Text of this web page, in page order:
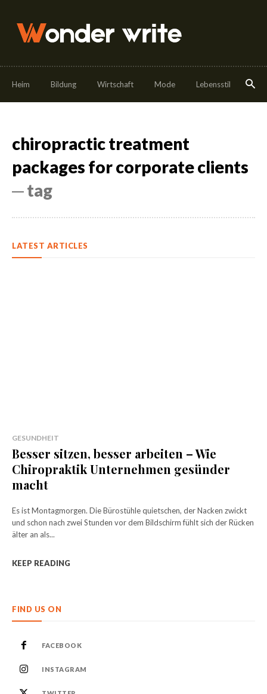
Heim Bildung Wirtschaft Mode Lebensstil
chiropractic treatment
packages for corporate clients
─ tag
LATEST ARTICLES
GESUNDHEIT
Besser sitzen, besser arbeiten – Wie
Chiropraktik Unternehmen gesünder
macht
Es ist Montagmorgen. Die Bürostühle quietschen, der Nacken zwickt
und schon nach zwei Stunden vor dem Bildschirm fühlt sich der Rücken
älter an als...
KEEP READING
FIND US ON
FACEBOOK
INSTAGRAM